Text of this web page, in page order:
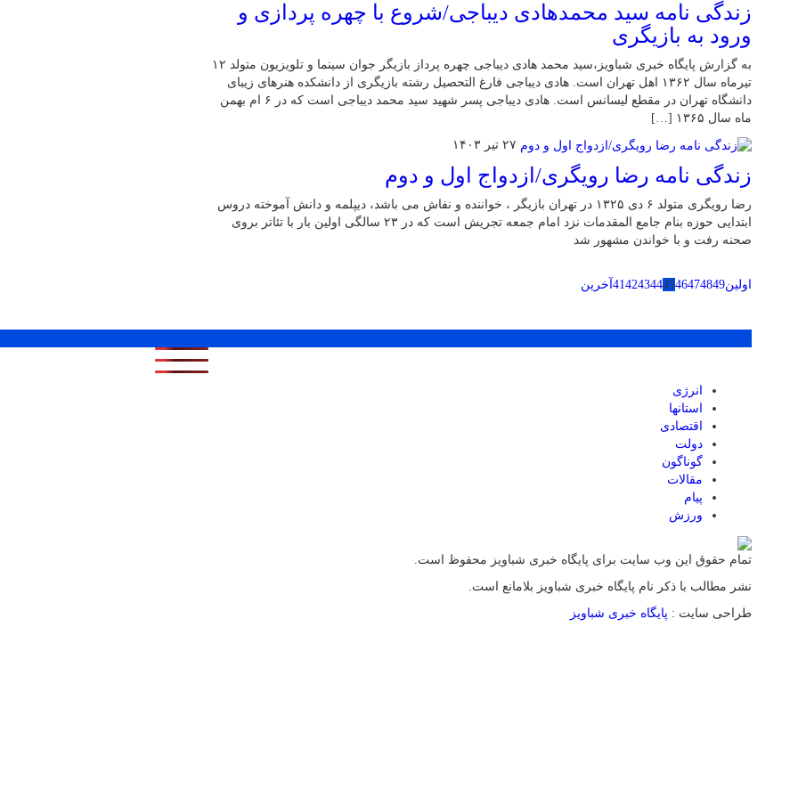
زندگی نامه سید محمدهادی دیباجی/شروع با چهره پردازی و
ورود به بازیگری
به گزارش پایگاه خبری شباویز،سید محمد هادی دیباجی چهره پرداز بازیگر جوان سینما و تلویزیون متولد ۱۲
تیرماه سال ۱۳۶۲ اهل تهران است. هادی دیباجی فارغ التحصیل رشته بازیگری از دانشکده هنرهای زیبای
دانشگاه تهران در مقطع لیسانس است. هادی دیباجی پسر شهید سید محمد دیباجی است که در ۶ ام بهمن
ماه سال ۱۳۶۵ […]
۲۷ تیر ۱۴۰۳
زندگی نامه رضا رویگری/ازدواج اول و دوم
رضا رویگری متولد ۶ دی ۱۳۲۵ در تهران بازیگر ، خواننده و نفاش می باشد، دیپلمه و دانش آموخته دروس
ابتدایی حوزه بنام جامع المقدمات نزد امام جمعه تجریش است که در ۲۳ سالگی اولین بار با تئاتر بروی
صحنه رفت و با خواندن مشهور شد
اولین 414243444546474849 آخرین
انرژی
استانها
اقتصادی
دولت
گوناگون
مقالات
پیام
ورزش
تمام حقوق این وب سایت برای پایگاه خبری شباویز محفوظ است.
نشر مطالب با ذکر نام پایگاه خبری شباویز بلامانع است.
طراحی سایت : پایگاه خبری شباویز